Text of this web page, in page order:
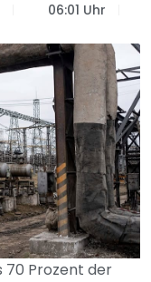
06:01 Uhr
70 Prozent der